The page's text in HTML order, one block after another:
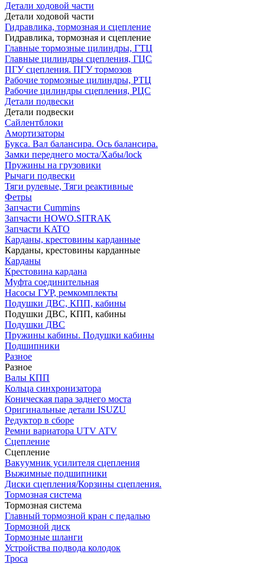
Детали ходовой части
Детали ходовой части
Гидравлика, тормозная и сцепление
Гидравлика, тормозная и сцепление
Главные тормозные цилиндры, ГТЦ
Главные цилиндры сцепления, ГЦС
ПГУ сцепления. ПГУ тормозов
Рабочие тормозные цилиндры, РТЦ
Рабочие цилиндры сцепления, РЦС
Детали подвески
Детали подвески
Cайлентблоки
Амортизаторы
Букса. Вал балансира. Ось балансира.
Замки переднего моста/Хабы/lock
Пружины на грузовики
Рычаги подвески
Тяги рулевые, Тяги реактивные
Фетры
Запчасти Cummins
Запчасти HOWO.SITRAK
Запчасти KATO
Карданы, крестовины карданные
Карданы, крестовины карданные
Карданы
Крестовина кардана
Муфта соединительная
Насосы ГУР, ремкомплекты
Подушки ДВС, КПП, кабины
Подушки ДВС, КПП, кабины
Подушки ДВС
Пружины кабины. Подушки кабины
Подшипники
Разное
Разное
Валы КПП
Кольца синхронизатора
Коническая пара заднего моста
Оригинальные детали ISUZU
Редуктор в сборе
Ремни вариатора UTV ATV
Сцепление
Сцепление
Вакуумник усилителя сцепления
Выжимные подшипники
Диски сцепления/Корзины сцепления.
Тормозная система
Тормозная система
Главный тормозной кран с педалью
Тормозной диск
Тормозные шланги
Устройства подвода колодок
Троса